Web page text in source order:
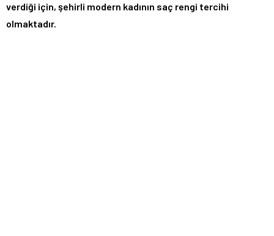
verdiği için, şehirli modern kadının saç rengi tercihi
olmaktadır.